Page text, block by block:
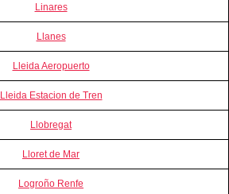
Linares
Llanes
Lleida Aeropuerto
Lleida Estacion de Tren
Llobregat
Lloret de Mar
Logroño Renfe